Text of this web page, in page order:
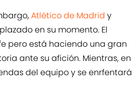
Atlético de Madrid y
en su momento. El
pero está haciendo una gran
ante su afición. Mientras, en
del equipo y se enrfentará